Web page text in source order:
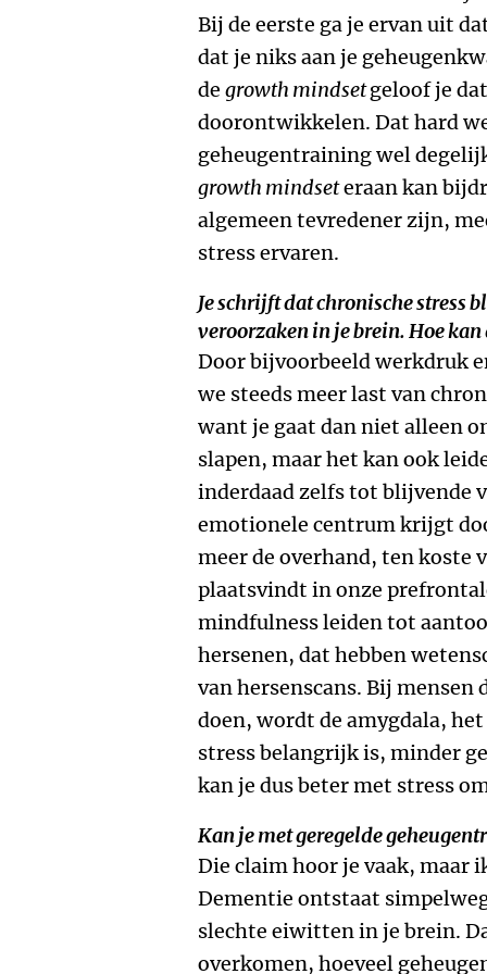
Bij de eerste ga je ervan uit
dat je niks aan je
de growth mindsetgeloof je
doorontwikkelen. Dat hard
geheugentraining wel
growth mindseteraan kan
algemeen tevredener zijn,
stress ervaren.
Je schrijft dat chronische stress
veroorzaken in je brein. Hoe kan
Door bijvoorbeeld werkdruk
we steeds meer last van
want je gaat dan niet alleen
slapen, maar het kan ook
inderdaad zelfs tot blijvende
emotionele centrum krijgt
meer de overhand, ten koste
plaatsvindt in onze
mindfulness leiden tot
hersenen, dat hebben
van hersenscans. Bij
doen, wordt de amygdala,
stress belangrijk is, minder
kan je dus beter met stress
Kan je met geregelde
Die claim hoor je vaak, maar
Dementie ontstaat
slechte eiwitten in je brein.
overkomen, hoeveel